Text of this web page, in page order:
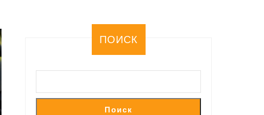
ПОИСК
Поиск